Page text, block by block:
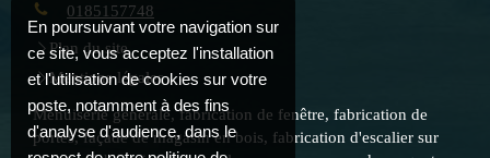
0185157748
Plan du site
Mentions légales
Menuiserie générale, fabrication de fenêtre, fabrication de
portes, façade de magasin en bois, fabrication d'escalier sur
En poursuivant votre navigation sur
ce site, vous acceptez l'installation
et l'utilisation de cookies sur votre
poste, notamment à des fins
d'analyse d'audience, dans le